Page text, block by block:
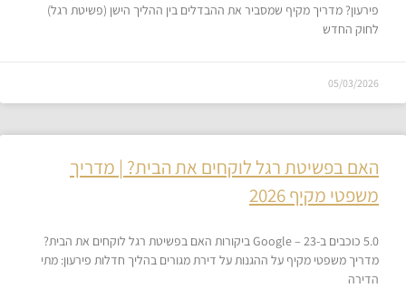
פירעון? מדריך מקיף שמסביר את ההבדלים בין ההליך הישן (פשיטת רגל)
לחוק החדש
05/03/2026
האם בפשיטת רגל לוקחים את הבית? | מדריך
משפטי מקיף 2026
5.0 כוכבים ב-Google – 23 ביקורות האם בפשיטת רגל לוקחים את הבית?
מדריך משפטי מקיף על ההגנות על דירת מגורים בהליך חדלות פירעון: מתי
הדירה